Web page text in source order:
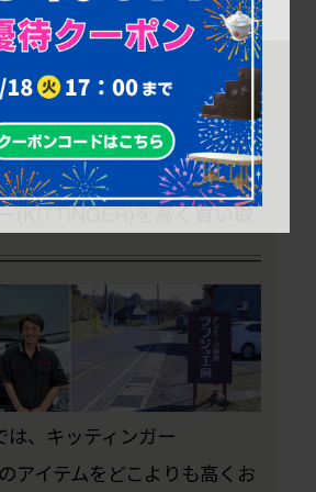
家具がある方は、ぜひ当店に
！
(KITTINGER)を高く買い取
は、キッティンガー
アイテムをどこよりも高くお